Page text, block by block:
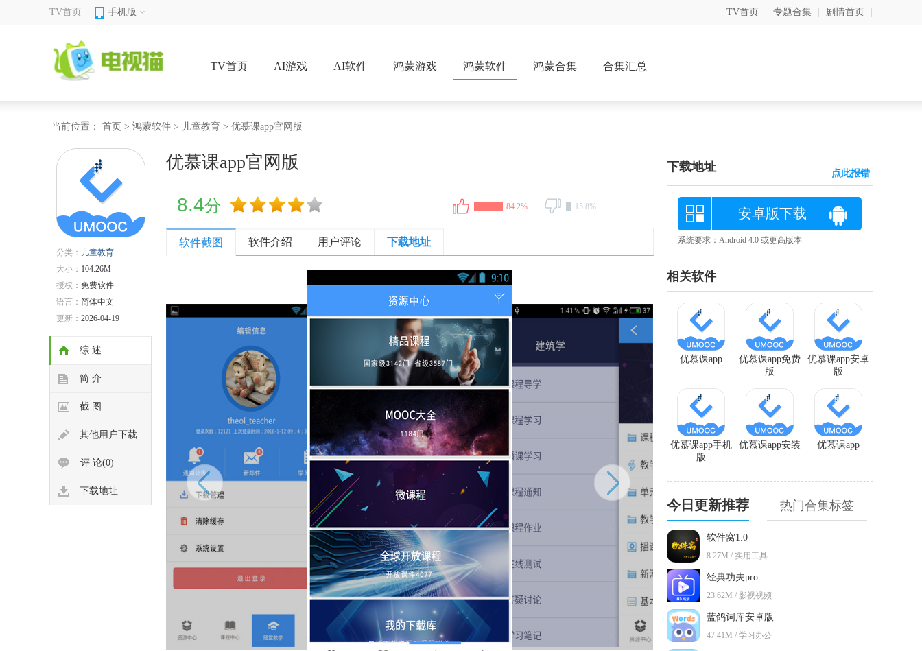
TV首页 手机版 TV首页 专题合集 剧情首页
TV首页 AI游戏 AI软件 鸿蒙游戏 鸿蒙软件 鸿蒙合集 合集汇总
当前位置： 首页 > 鸿蒙软件 > 儿童教育 > 优慕课app官网版
分类： 儿童教育
大小： 104.26M
授权： 免费软件
语言： 简体中文
更新： 2026-04-19
综 述
简 介
截 图
其他用户下载
评 论(0)
下载地址
优慕课app官网版
8.4分 84.2% 15.8%
软件截图 软件介绍 用户评论 下载地址
下载地址 点此报错
安卓版下载
系统要求：Android 4.0 或更高版本
相关软件
优慕课app安卓
版
优慕课app免费
版
优慕课app
优慕课app
优慕课app安装
优慕课app手机
版
今日更新推荐 热门合集标签
软件窝1.0
8.27M / 实用工具
经典功夫pro
23.62M / 影视视频
蓝鸽词库安卓版
47.41M / 学习办公